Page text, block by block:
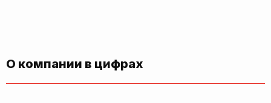
О компании в цифрах